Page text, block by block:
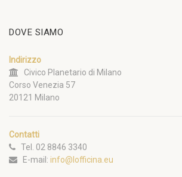
DOVE SIAMO
Indirizzo
Civico Planetario di Milano
Corso Venezia 57
20121 Milano
Contatti
Tel. 02 8846 3340
E-mail: info@lofficina.eu